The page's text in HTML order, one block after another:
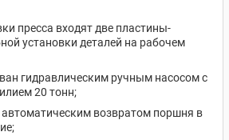
пресса входят две пластины-
установки деталей на рабочем
гидравлическим ручным насосом с
20 тонн;
возвратом поршня в